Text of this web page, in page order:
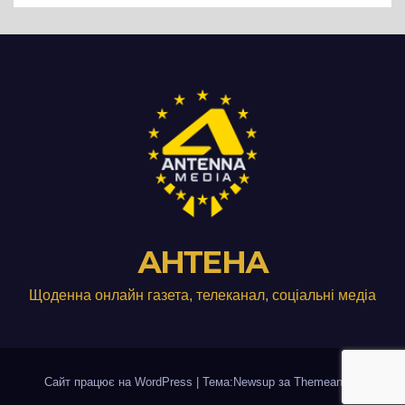
АНТЕНА
Щоденна онлайн газета, телеканал, соціальні медіа
Сайт працює на WordPress Тема:Newsup за Themeansar